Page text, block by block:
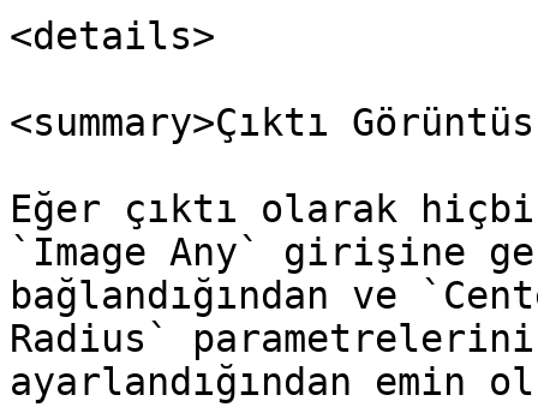
<details>
<summary>Çıktı
Eğer çıktı olarak
`Image Any` girişine
bağlandığından ve
Radius`
ayarlandığından emin